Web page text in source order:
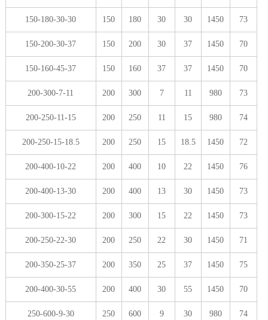
150-180-30-30 150 180 30 30 1450 73
150-200-30-37 150 200 30 37 1450 70
150-160-45-37 150 160 37 37 1450 70
200-300-7-11 200 300 7 11 980 73
200-250-11-15 200 250 11 15 980 74
200-250-15-18.5 200 250 15 18.5 1450 72
200-400-10-22 200 400 10 22 1450 76
200-400-13-30 200 400 13 30 1450 73
200-300-15-22 200 300 15 22 1450 73
200-250-22-30 200 250 22 30 1450 71
200-350-25-37 200 350 25 37 1450 75
200-400-30-55 200 400 30 55 1450 70
250-600-9-30 250 600 9 30 980 74